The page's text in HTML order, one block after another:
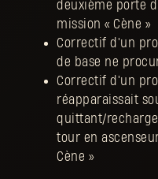
deuxième porte
mission « Cène »
Correctif d'un
de base ne
Correctif d'un
réapparaissait
quittant/
tour en
Cène »